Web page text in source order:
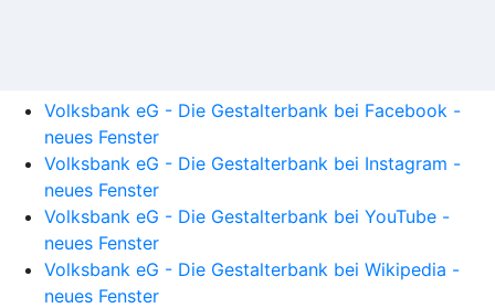
Volksbank eG - Die Gestalterbank bei Facebook -
neues Fenster
Volksbank eG - Die Gestalterbank bei Instagram -
neues Fenster
Volksbank eG - Die Gestalterbank bei YouTube -
neues Fenster
Volksbank eG - Die Gestalterbank bei Wikipedia -
neues Fenster